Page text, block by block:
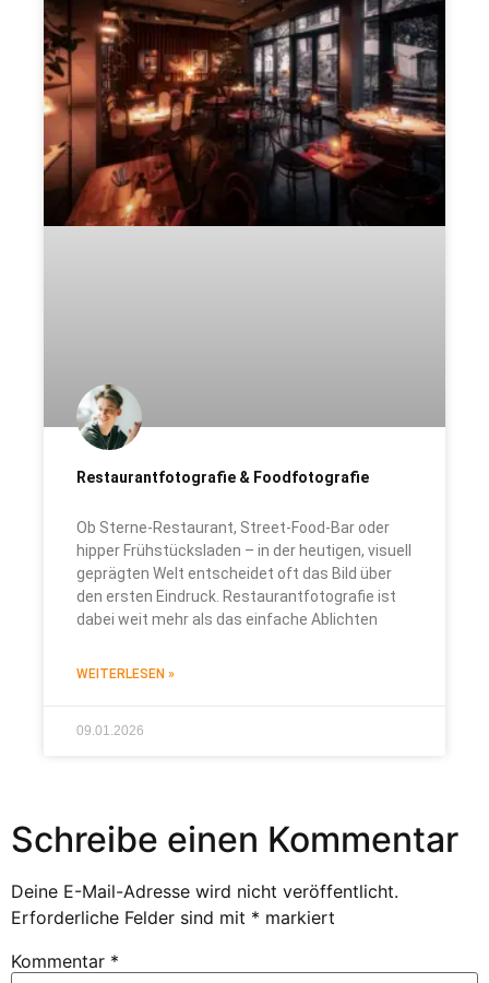
Restaurantfotografie & Foodfotografie
Ob Sterne-Restaurant, Street-Food-Bar oder
hipper Frühstücksladen – in der heutigen, visuell
geprägten Welt entscheidet oft das Bild über
den ersten Eindruck. Restaurantfotografie ist
dabei weit mehr als das einfache Ablichten
WEITERLESEN »
09.01.2026
Schreibe einen Kommentar
Deine E-Mail-Adresse wird nicht veröffentlicht.
Erforderliche Felder sind mit * markiert
Kommentar *